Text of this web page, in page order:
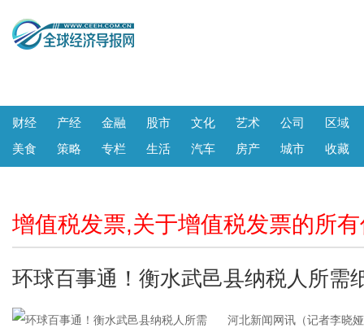
财经 产经 金融 股市 文化 艺术 公司
区域
美食
策略 专栏 生活 汽车 房产 城市 收藏
增值税发票,关于增值税发票的所
环球百事通！衡水武邑县纳税人所需
河北新闻网讯（记者李晓